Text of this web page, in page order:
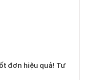
đơn hiệu quả! Tư